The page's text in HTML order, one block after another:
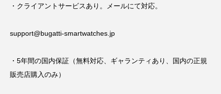
・クライアントサービスあり。メールにて対応。
support@bugatti-smartwatches.jp
・5年間の国内保証（無料対応、ギャランティあり、国内の正規
販売店購入のみ）